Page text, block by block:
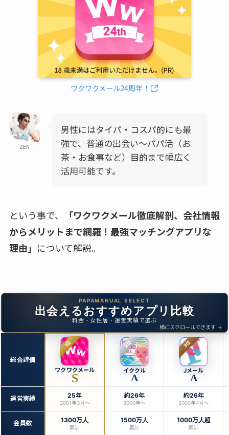
ワクワクメール24周年！
ZEN
男性にはタイパ・コスパ的にも最
強で、普通の出会い～パパ活（お
茶・お食事など）目的まで幅広く
活用可能です。
という事で、
「ワクワクメール徹底解剖、会社情報
からメリットまで網羅！最強マッチングアプリな
理由」 について解説。
出会えるおすすめアプリ比較
料金・女性層・運営実績で選ぶ
横にスクロールできます →
総合評価
1位
ワクワクメール
S
2位
イククル
A
3位
Jメール
A
運営実績 25年
2001年3月〜
約26年
2000年〜
約26年
2000年4月〜
会員数 1300万人
累計
1500万人
累計
1000万人超
累計